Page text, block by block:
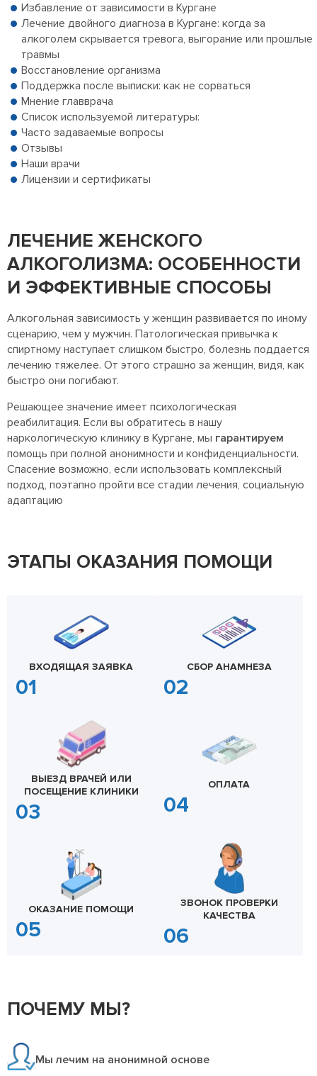
Избавление от зависимости в Кургане
Лечение двойного диагноза в Кургане: когда за
алкоголем скрывается тревога, выгорание или прошлые
травмы
Восстановление организма
Поддержка после выписки: как не сорваться
Мнение главврача
Список используемой литературы:
Часто задаваемые вопросы
Отзывы
Наши врачи
Лицензии и сертификаты
ЛЕЧЕНИЕ ЖЕНСКОГО
АЛКОГОЛИЗМА: ОСОБЕННОСТИ
И ЭФФЕКТИВНЫЕ СПОСОБЫ
Алкогольная зависимость у женщин развивается по иному
сценарию, чем у мужчин. Патологическая привычка к
спиртному наступает слишком быстро, болезнь поддается
лечению тяжелее. От этого страшно за женщин, видя, как
быстро они погибают.
Решающее значение имеет психологическая
реабилитация. Если вы обратитесь в нашу
наркологическую клинику в Кургане, мы гарантируем
помощь при полной анонимности и конфиденциальности.
Спасение возможно, если использовать комплексный
подход, поэтапно пройти все стадии лечения, социальную
адаптацию
ЭТАПЫ ОКАЗАНИЯ ПОМОЩИ
ВХОДЯЩАЯ ЗАЯВКА СБОР АНАМНЕЗА
ВЫЕЗД ВРАЧЕЙ ИЛИ
ПОСЕЩЕНИЕ КЛИНИКИ
ОПЛАТА
ОКАЗАНИЕ ПОМОЩИ
ЗВОНОК ПРОВЕРКИ
КАЧЕСТВА
ПОЧЕМУ МЫ?
Мы лечим на анонимной основе